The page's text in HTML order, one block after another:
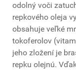
odolný voči
repkového oleja
obsahuje veľké
tokoferolov
jeho zložení je
repku olejnú.